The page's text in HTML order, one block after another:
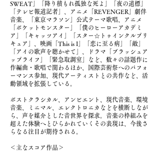
SWEAT」「降り積もれ孤独な死よ」「夜の道標」
「テレビ報道記者」、アニメ「REVENGER」劇伴
音楽、「東京マラソン」公式テーマ歌唱、アニメ
「ポケットモンスター」「僕のヒーローアカデミ
ア」「キャッツアイ」「スター☆トゥインクルプリ
キュア」、映画「This is I」「恋に至る病」「敵」
「アイの歌声を聴かせて」、ドラマ「ブラッシュア
ップライフ」「緊急取調室」など、数々の話題作に
作編曲・歌唱で関わるほか、国際芸術祭へのパフォ
ーマンス参加、現代アーティストとの共作など、活
動領域を拡張している。
ポストクラシカル、アンビエント、現代音楽、環境
音楽、ミニマル、エレクトロニカなどを横断しなが
ら、声を媒介とした音世界を探求。音楽の枠組みを
超えた体験へとひらかれていくその表現は、今後さ
らなる注目が期待される。
＜主なスコア作品＞